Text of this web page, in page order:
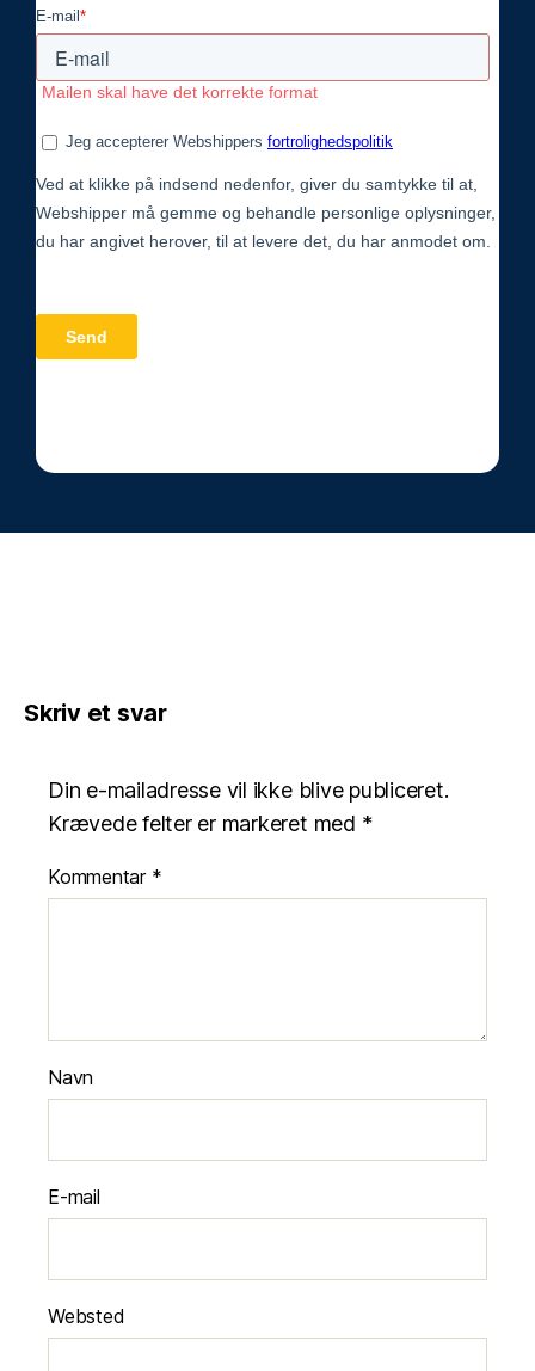
Skriv et svar
Din e-mailadresse vil ikke blive publiceret.
Krævede felter er markeret med *
Kommentar *
Navn
E-mail
Websted